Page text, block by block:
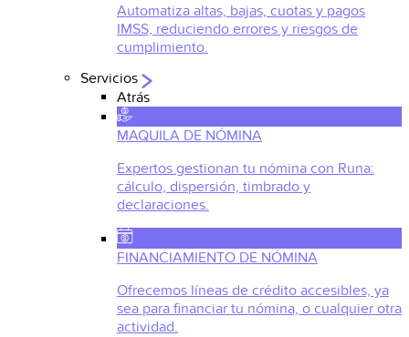
Automatiza altas, bajas, cuotas y pagos
IMSS, reduciendo errores y riesgos de
cumplimiento.
Servicios
Atrás
MAQUILA DE NÓMINA
Expertos gestionan tu nómina con Runa:
cálculo, dispersión, timbrado y
declaraciones.
FINANCIAMIENTO DE NÓMINA
Ofrecemos líneas de crédito accesibles, ya
sea para financiar tu nómina, o cualquier otra
actividad.